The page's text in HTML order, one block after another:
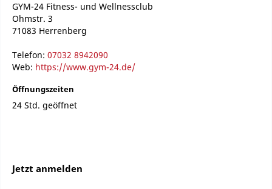
GYM-24 Fitness- und Wellnessclub
Ohmstr. 3
71083 Herrenberg
Telefon: 07032 8942090
Web: https://www.gym-24.de/
Öffnungszeiten
24 Std. geöffnet
Jetzt anmelden